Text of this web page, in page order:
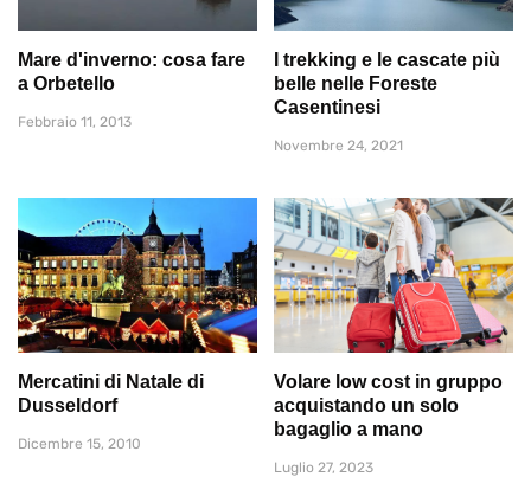
Mare d'inverno: cosa fare
a Orbetello
Febbraio 11, 2013
I trekking e le cascate più
belle nelle Foreste
Casentinesi
Novembre 24, 2021
Mercatini di Natale di
Dusseldorf
Dicembre 15, 2010
Volare low cost in gruppo
acquistando un solo
bagaglio a mano
Luglio 27, 2023